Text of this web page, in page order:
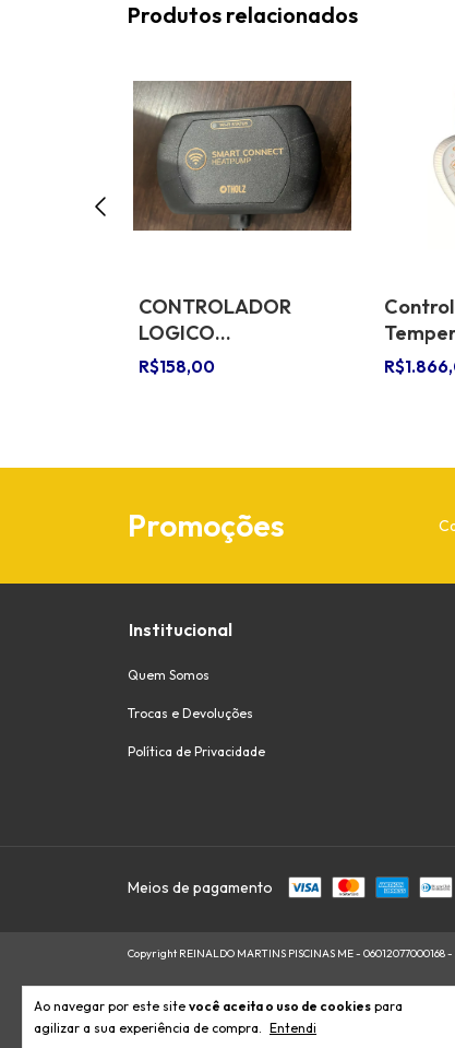
Ao navegar por este site você aceita o uso de cookies para
agilizar a sua experiência de compra. Entendi
Produtos relacionados
CONTROLADOR
LOGICO
PROGRAMAVEL PDX
R$158,00
Pool
Promoções
Institucional
Quem Somos
Trocas e Devoluções
Política de Privacidade
Meios de pagamento
Copyright REINALDO MARTINS PISCINAS ME - 06012077000168